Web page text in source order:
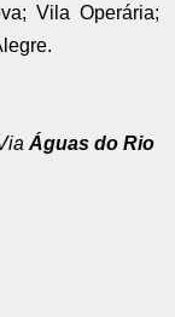
Vila Operária;
Águas do Rio